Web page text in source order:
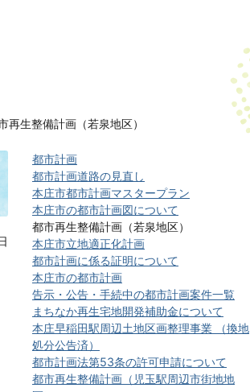
再生整備計画（若泉地区）
都市計画
都市計画道路の見直し
本庄市都市計画マスタープラン
本庄市の都市計画図について
都市再生整備計画（若泉地区）
本庄市立地適正化計画
都市計画に係る証明について
本庄市の都市計画
告示・公告・手続中の都市計画案件一覧
まちなか再生宅地開発補助金について
本庄早稲田駅周辺土地区画整理事業 （換地
処分公告済）
都市計画法第53条の許可申請について
都市再生整備計画（児玉駅周辺市街地地